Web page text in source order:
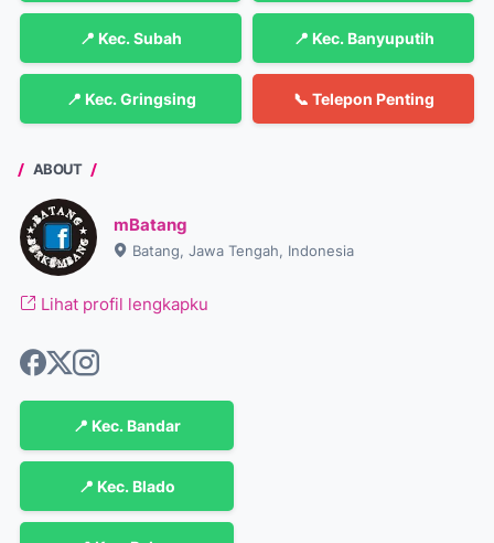
📍 Kec. Subah 📍 Kec. Banyuputih
📍 Kec. Gringsing 📞 Telepon Penting
ABOUT
mBatang
Batang, Jawa Tengah, Indonesia
Lihat profil lengkapku
📍 Kec. Bandar
📍 Kec. Blado